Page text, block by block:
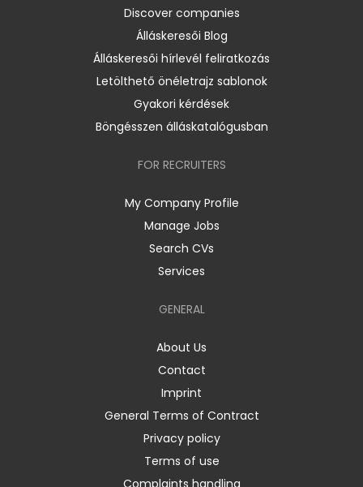
Discover companies
Álláskeresői Blog
Álláskeresői hírlevél feliratkozás
Letölthető önéletrajz sablonok
Gyakori kérdések
Böngésszen álláskatalógusban
FOR RECRUITERS
My Company Profile
Manage Jobs
Search CVs
Services
GENERAL
About Us
Contact
Imprint
General Terms of Contract
Privacy policy
Terms of use